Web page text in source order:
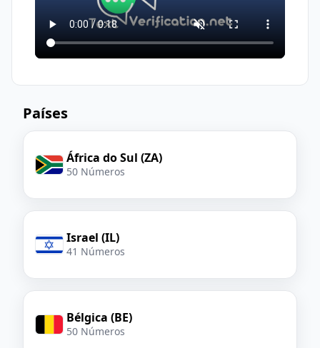
Países
África do Sul (ZA)
50 Números
Israel (IL)
41 Números
Bélgica (BE)
50 Números